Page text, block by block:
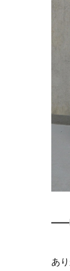
あ